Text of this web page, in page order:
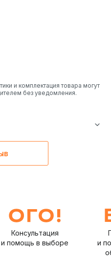
и комплектация товара могут
без уведомления.
Консультация
и помощь в выборе
и